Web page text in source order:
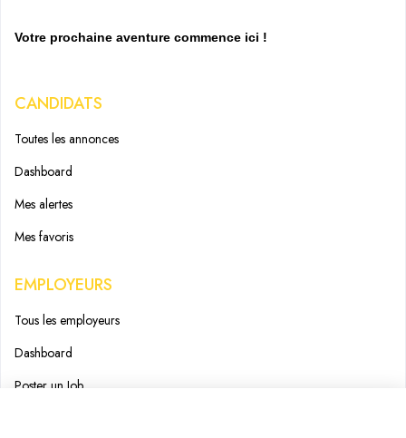
Votre prochaine aventure commence ici !
CANDIDATS
Toutes les annonces
Dashboard
Mes alertes
Mes favoris
EMPLOYEURS
Tous les employeurs
Dashboard
Poster un Job